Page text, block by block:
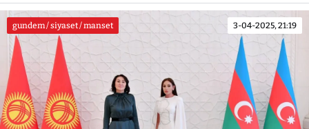
gundem / siyaset / manset 3-04-2025, 21:19